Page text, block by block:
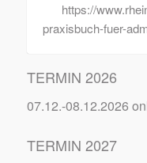
https://
praxisbuch-fuer-
TERMIN 2026
07.12.-08.12.2026
TERMIN 2027